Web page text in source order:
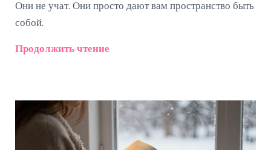
Они не учат. Они просто дают вам пространство быть
собой.
Продолжить чтение